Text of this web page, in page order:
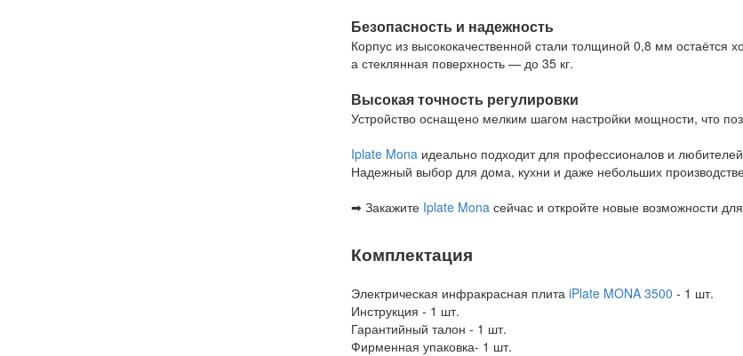
Безопасность и надежность
Корпус из высококачественной стали толщиной 0,8 мм остаётся
а стеклянная поверхность — до 35 кг.
Высокая точность регулировки
Устройство оснащено мелким шагом настройки мощности, что
Iplate Mona идеально подходит для профессионалов и
Надежный выбор для дома, кухни и даже небольших
➡ Закажите Iplate Mona сейчас и откройте новые возможности
Комплектация
Электрическая инфракрасная плита iPlate MONA 3500 - 1 шт.
Инструкция - 1 шт.
Гарантийный талон - 1 шт.
Фирменная упаковка- 1 шт.